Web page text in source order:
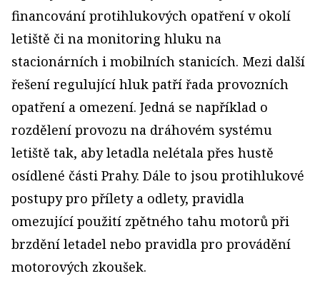
financování protihlukových opatření v okolí
letiště či na monitoring hluku na
stacionárních i mobilních stanicích. Mezi další
řešení regulující hluk patří řada provozních
opatření a omezení. Jedná se například o
rozdělení provozu na dráhovém systému
letiště tak, aby letadla nelétala přes hustě
osídlené části Prahy. Dále to jsou protihlukové
postupy pro přílety a odlety, pravidla
omezující použití zpětného tahu motorů při
brzdění letadel nebo pravidla pro provádění
motorových zkoušek.